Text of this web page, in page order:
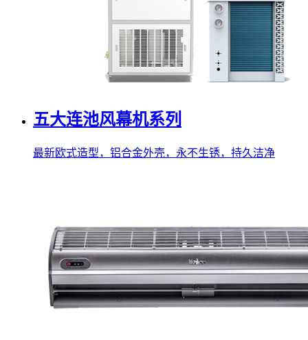
五大连池风幕机系列
最新欧式造型，铝合金外壳，永不生锈，持久洁净